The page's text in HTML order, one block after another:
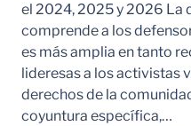
el 2024, 2025 y 2026 La
comprende a los
es más amplia en tanto
lideresas a los activistas
derechos de la
coyuntura específica,…